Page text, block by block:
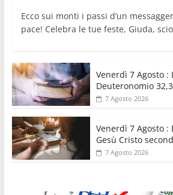
Ecco sui monti i passi d’un
pace! Celebra le tue feste, Giuda,
Venerdì 7 Agosto :
Deuteronomio
7 Agosto 2026
Venerdì 7 Agosto :
Gesù Cristo
7 Agosto 2026